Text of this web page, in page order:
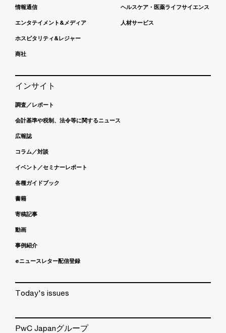
情報通信
エンタテイメント&メディア
ホスピタリティ&レジャー
商社
ヘルスケア・医薬ライフサイエンス
人材サービス
インサイト
調査／レポート
会計基準や税制、法令等に関するニュース
広報誌
コラム／対談
イベント／セミナーレポート
各種ガイドブック
書籍
寄稿記事
動画
事例紹介
eニュースレター配信登録
Today's issues
PwC Japanグループ